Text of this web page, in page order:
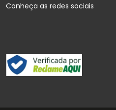
Conheça as redes sociais